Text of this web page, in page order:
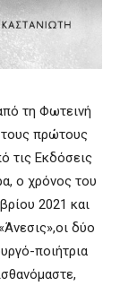
τη Φωτεινή
τους πρώτους
τις Εκδόσεις
ο χρόνος του
2021 και
δύο
ποιήτρια